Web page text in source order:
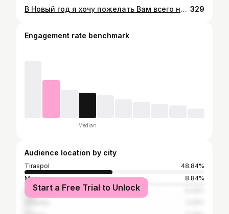
В Новый год я хочу пожелать Вам всего небанального и искреннего. Пусть каждое поздравление попадет прямо в сердце и будет живительным бальзамом. Желаю, чтобы близкие и друзья любили по-настоящему, бескорыстно. Просто за то, что Вы есть. Жизнь одна. Поэтому проживите ее так, как хочется. Поменьше слушайте кого-то. Меньше сожалейте об упущениях. Пусть этот Новый год возродит в Вас желание время от времени дурачиться, если нужно — поплакать, а иногда – пуститься в авантюрную поездку. Ведь самые счастливые люди на свете – дети. Так побудьте же ребенком хоть чуть-чуть. Ну и конечно нельзя обойтись без трех главных ингредиентов жизни — Счастье, Здоровье, Любовь. И при этом чтобы родные и близкие были рядом как можно чаще. Цените их, пока есть они, есть и смысл жизни. 329
Engagement rate benchmark
Median
Audience location by city
Tiraspol
48.84%
Moscow
8.84%
Bender
Start a Free Trial to Unlock